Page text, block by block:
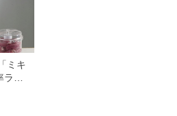
ミキ
ン